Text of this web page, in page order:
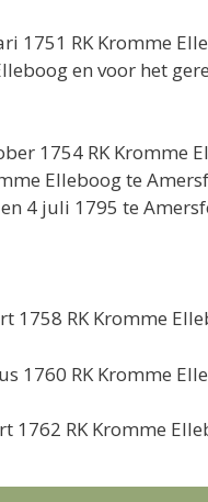
1751 RK Kromme
en voor het
1754 RK Kromme
Elleboog te
4 juli 1795 te
1758 RK Kromme
1760 RK Kromme
1762 RK Kromme